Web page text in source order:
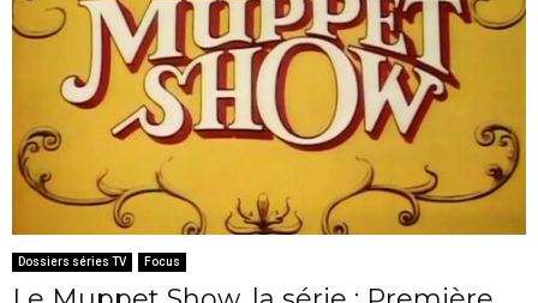
Dossiers séries TV Focus